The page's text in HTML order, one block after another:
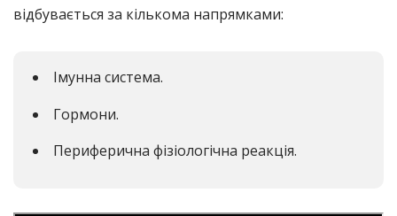
відбувається за кількома напрямками:
Імунна система.
Гормони.
Периферична фізіологічна реакція.